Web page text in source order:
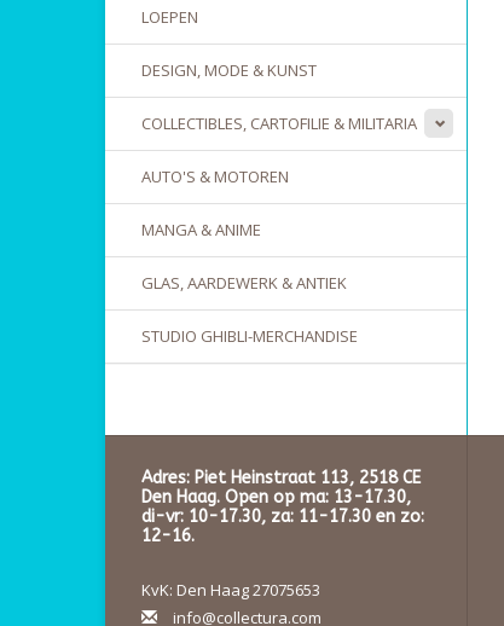
LOEPEN
DESIGN, MODE & KUNST
COLLECTIBLES, CARTOFILIE & MILITARIA
AUTO'S & MOTOREN
MANGA & ANIME
GLAS, AARDEWERK & ANTIEK
STUDIO GHIBLI-MERCHANDISE
Adres: Piet Heinstraat 113, 2518 CE
Den Haag. Open op ma: 13-17.30,
di-vr: 10-17.30, za: 11-17.30 en zo:
12-16.
KvK: Den Haag 27075653
info@collectura.com